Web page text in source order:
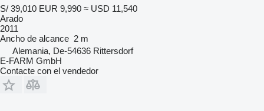
S/ 39,010 EUR 9,990 ≈ USD 11,540
Arado
2011
Ancho de alcance 2 m
Alemania, De-54636 Rittersdorf
E-FARM GmbH
Contacte con el vendedor